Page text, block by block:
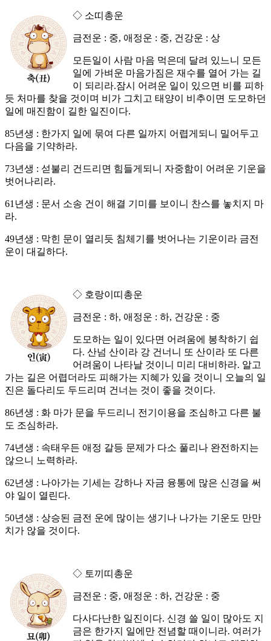
◇ 소띠총운
금전운 : 중, 애정운 : 중, 건강운 : 상
모든일이 사람 마음 먹은데 달려 있느니 모든
일에 가벼운 마음가짐은 재수를 열어 가는 길
이 되리라.잠시 어려운 일이 있으면 비를 피하
듯 처마를 찾을 것이며 비가 그치고 태양이 비추이면 도모하던
일에 매진함이 길한 일진이다.
85년생 : 한가지 일에 묶여 다른 일까지 어렵게되니 밀어두고
다음을 기약하라.
73년생 : 섣불리 건드리면 힘들게되니 자중함이 어려운 기운을
벗어나리라.
61년생 : 문서 소송 건이 해결 기미를 보이니 찬스를 놓치지 마
라.
49년생 : 막힌 문이 열리듯 침체기를 벗어나는 기운이라 금전
운이 대길하다.
◇ 호랑이띠총운
금전운 : 하, 애정운 : 하, 건강운 : 중
도모하는 일이 있다면 어려움에 봉착하기 쉽
다. 산넘 산이라 강 건너니 또 산이라 또 다른
어려움이 나타날 것이니 미리 대비하라. 알고
가는 길은 어렵더라도 피해가는 지혜가 있을 것이니 오늘의 일
진은 돌다리도 두드리며 건너는 것이 좋을 것이다.
86년생 : 화 마가 문을 두드리니 전기이용을 조심하고 다른 불
도 조심하라.
74년생 : 속태우든 애정 갈등 문제가 다소 풀리나 완전하지는
않으니 노력하라.
62년생 : 나아가는 기세는 강하나 자금 융통에 많은 신경을 써
야 일이 열린다.
50년생 : 상승된 금전 운에 많이는 생기나 나가는 기운도 만만
치가 않을 것이다.
◇ 토끼띠총운
금전운 : 중, 애정운 : 하, 건강운 : 중
다사다난한 일진이다. 신경 쓸 일이 많아도 지
금은 한가지 일에만 전념할 때이니라. 여러가